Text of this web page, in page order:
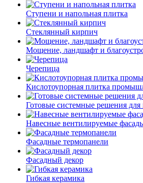
Ступени и напольная плитка
Cтеклянный кирпич
Мощение, ландшафт и
Черепица
Кислотоупорная плитка
Готовые системные решения для
Навесные вентилируемые
Фасадные термопанели
Фасадный декор
Гибкая керамика